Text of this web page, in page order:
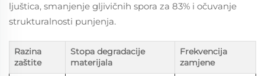
ljuštica, smanjenje gljivičnih spora za 83% i očuvanje
strukturalnosti punjenja.
Razina
zaštite
Stopa degradacije
materijala
Frekvencija
zamjene